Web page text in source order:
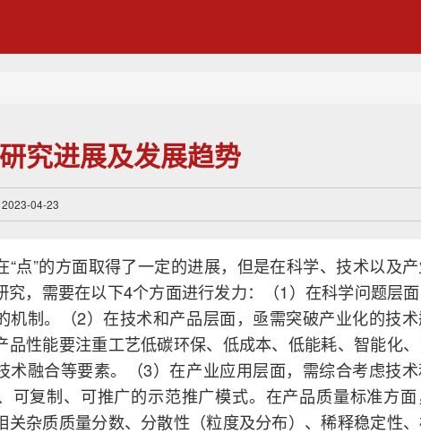
究进展及发展趋势
04-23
“点”的方面取得了一定的进展，但是在科学、技术以及
究，需要在以下4个方面进行发力：（1）在科学问题层
机制。（2）在技术和产品层面，亟需突破产业化的技
品性能要注重工艺低碳环保、低成本、低能耗、智能化
术融合等要素。（3）在产业应用层面，需综合考虑技
可复制、可推广的示范推广模式。在产品质量标准方
关杂质质量分数、分散性（粒度及分布）、稀释稳定性